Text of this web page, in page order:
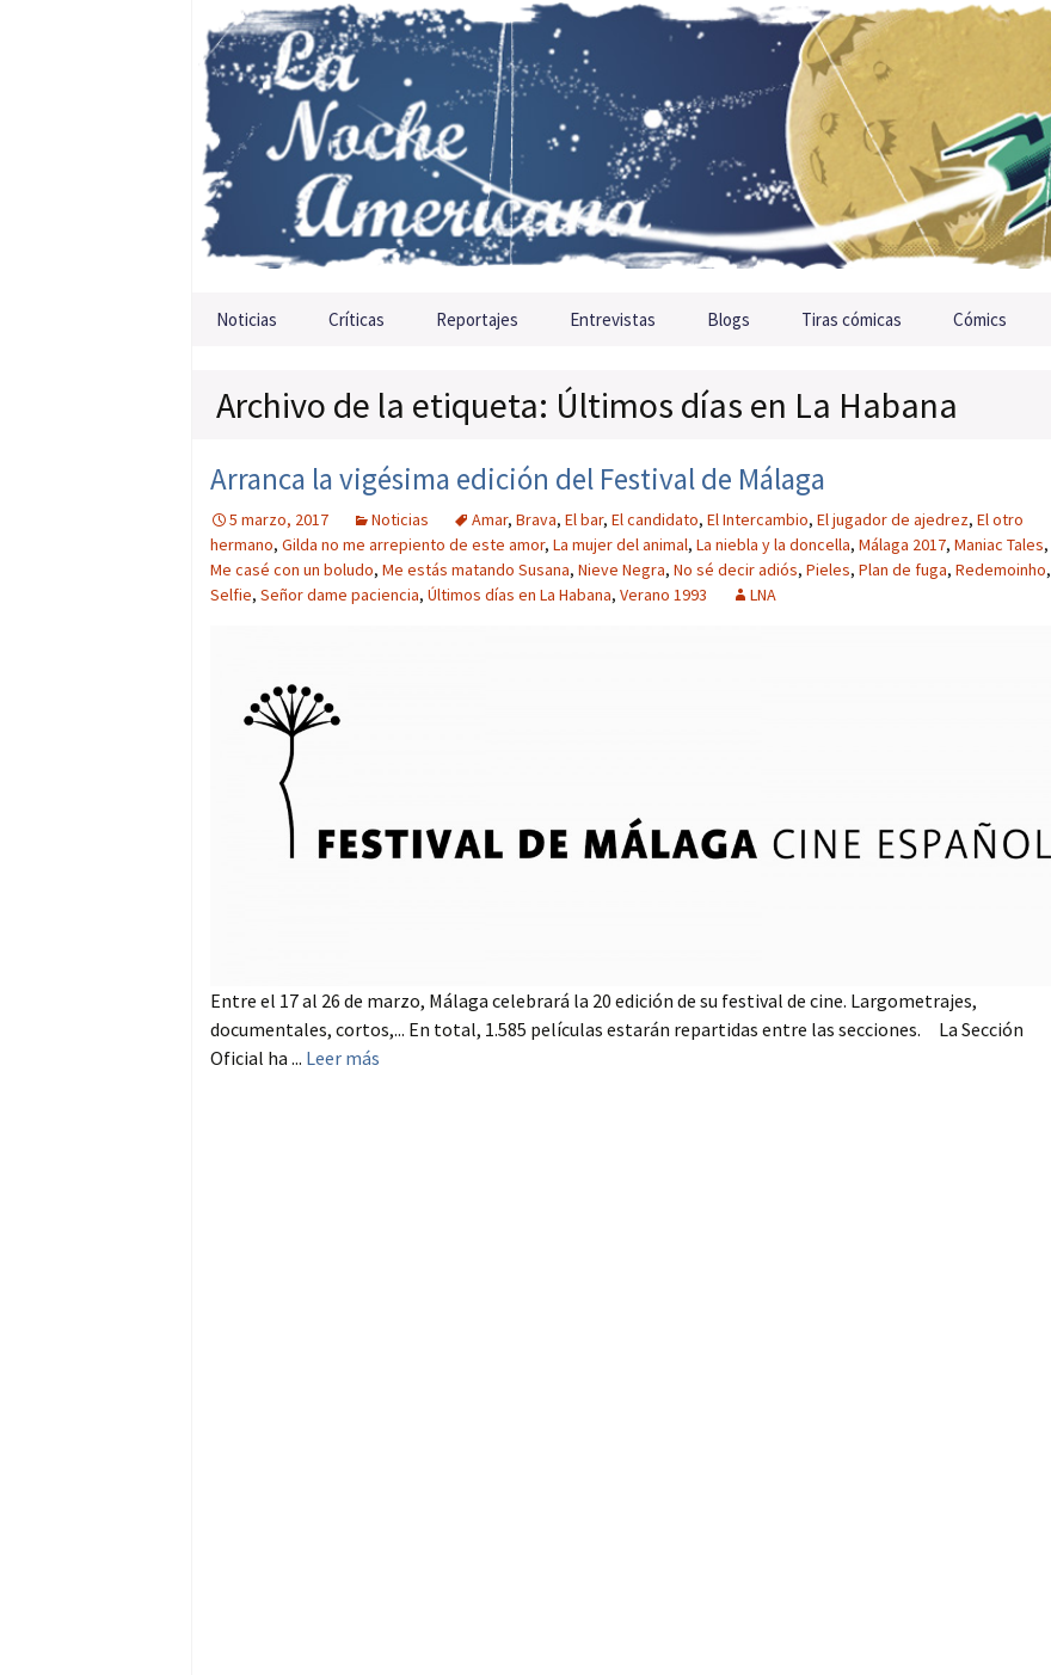
Saltar al contenido
Noticias Críticas Reportajes Entrevistas Blogs Tiras cómicas Cómics
Archivo de la etiqueta: Últimos días en La Habana
Arranca la vigésima edición del Festival de Málaga
5 marzo, 2017 Noticias Amar, Brava, El bar, El candidato, El Intercambio, El jugador de ajedrez, El otro
hermano, Gilda no me arrepiento de este amor, La mujer del animal, La niebla y la doncella, Málaga 2017, Maniac Tales,
Me casé con un boludo, Me estás matando Susana, Nieve Negra, No sé decir adiós, Pieles, Plan de fuga, Redemoinho,
Selfie, Señor dame paciencia, Últimos días en La Habana, Verano 1993 LNA
Entre el 17 al 26 de marzo, Málaga celebrará la 20 edición de su festival de cine. Largometrajes,
documentales, cortos,... En total, 1.585 películas estarán repartidas entre las secciones. La Sección
Oficial ha ... Leer más